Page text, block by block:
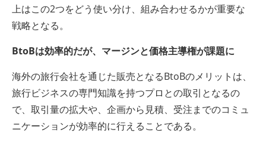
上はこの2つをどう使い分け、組み合わせるかが重要な
戦略となる。
BtoBは効率的だが、マージンと価格主導権が課題に
海外の旅行会社を通じた販売となるBtoBのメリットは、
旅行ビジネスの専門知識を持つプロとの取引となるの
で、取引量の拡大や、企画から見積、受注までのコミュ
ニケーションが効率的に行えることである。